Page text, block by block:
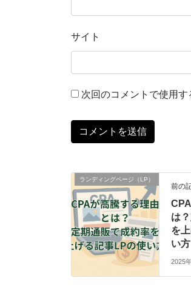
サイト
次回のコメントで使用
ランディングページ（LP）
前の
は
を
い方
2025